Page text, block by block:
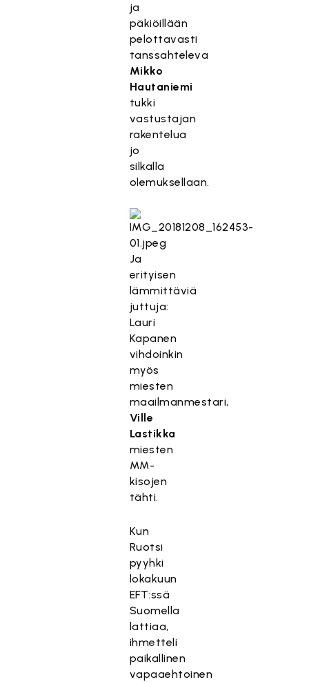
ja
päkiöillään
pelottavasti
tanssahteleva
Mikko
Hautaniemi
tukki
vastustajan
rakentelua
jo
silkalla
olemuksellaan.
Ja
erityisen
lämmittäviä
juttuja:
Lauri
Kapanen
vihdoinkin
myös
miesten
maailmanmestari,
Ville
Lastikka
miesten
MM-
kisojen
tähti.
Kun
Ruotsi
pyyhki
lokakuun
EFT:ssä
Suomella
lattiaa,
ihmetteli
paikallinen
vapaaehtoinen